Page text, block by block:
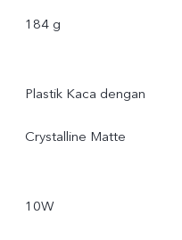
184 g
Plastik Kaca dengan
Crystalline Matte
10W